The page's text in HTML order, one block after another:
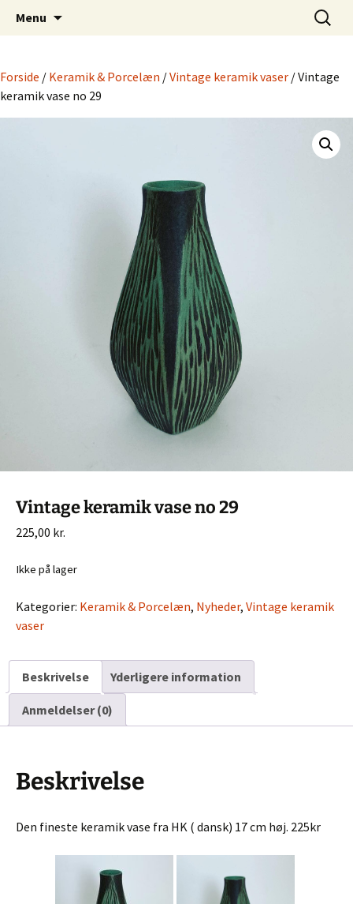
Retro-Shoppen.DK
Dansk Design fra 1940 til 1980
Menu
Søg
efter:
Forside / Keramik & Porcelæn /Vintage keramik vaser / Vintage
keramik vase no 29
Vintage keramik vase no 29
225,00 kr.
Ikke på lager
Kategorier: Keramik & Porcelæn, Nyheder, Vintage keramik
vaser
Beskrivelse Yderligere information
Anmeldelser (0)
Beskrivelse
Den fineste keramik vase fra HK ( dansk) 17 cm høj. 225kr